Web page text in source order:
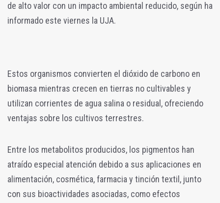
de alto valor con un impacto ambiental reducido, según ha
informado este viernes la UJA.
Estos organismos convierten el dióxido de carbono en
biomasa mientras crecen en tierras no cultivables y
utilizan corrientes de agua salina o residual, ofreciendo
ventajas sobre los cultivos terrestres.
Entre los metabolitos producidos, los pigmentos han
atraído especial atención debido a sus aplicaciones en
alimentación, cosmética, farmacia y tinción textil, junto
con sus bioactividades asociadas, como efectos